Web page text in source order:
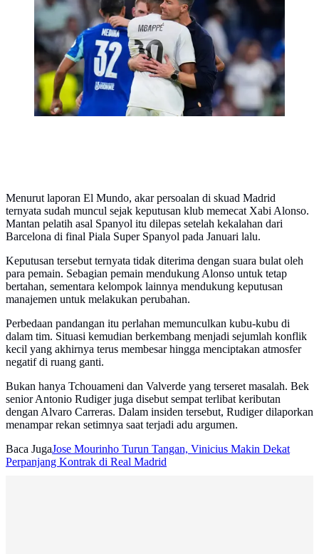
matchday 1 League Phase Liga Champions 2025/2026
di Santiago Bernabeu, Rabu (17/9/2025) dini hari WIB.
(AP Photo/Manu Fernandez)
Menurut laporan El Mundo, akar persoalan di skuad Madrid
ternyata sudah muncul sejak keputusan klub memecat Xabi Alonso.
Mantan pelatih asal Spanyol itu dilepas setelah kekalahan dari
Barcelona di final Piala Super Spanyol pada Januari lalu.
Keputusan tersebut ternyata tidak diterima dengan suara bulat oleh
para pemain. Sebagian pemain mendukung Alonso untuk tetap
bertahan, sementara kelompok lainnya mendukung keputusan
manajemen untuk melakukan perubahan.
Perbedaan pandangan itu perlahan memunculkan kubu-kubu di
dalam tim. Situasi kemudian berkembang menjadi sejumlah konflik
kecil yang akhirnya terus membesar hingga menciptakan atmosfer
negatif di ruang ganti.
Bukan hanya Tchouameni dan Valverde yang terseret masalah. Bek
senior Antonio Rudiger juga disebut sempat terlibat keributan
dengan Alvaro Carreras. Dalam insiden tersebut, Rudiger dilaporkan
menampar rekan setimnya saat terjadi adu argumen.
Baca JugaJose Mourinho Turun Tangan, Vinicius Makin Dekat
Perpanjang Kontrak di Real Madrid